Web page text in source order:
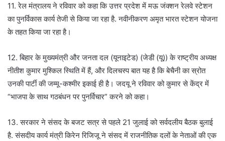
11. रेल मंत्रालय ने रविवार को कहा कि उत्तर प्रदेश में मऊ जंक्शन रेलवे स्टेशन
का पुनर्विकास कार्य तेजी से किया जा रहा है. नवीनीकरण अमृत भारत स्टेशन योजना
के तहत किया जा रहा है।
12. बिहार के मुख्यमंत्री और जनता दल (यूनाइटेड) (जेडी (यू)) के राष्ट्रीय अध्यक्ष
नीतीश कुमार मुश्किल स्थिति में हैं, और दिलचस्प बात यह है कि बेचैनी का स्रोत
उनकी पार्टी की जम्मू-कश्मीर इकाई ही है। जदयू ने रविवार को कुमार से केंद्र में
“भाजपा के साथ गठबंधन पर पुनर्विचार” करने को कहा।
13. सरकार ने संसद के बजट सत्र से पहले 21 जुलाई को सर्वदलीय बैठक बुलाई
है. संसदीय कार्य मंत्री किरेन रिजिजू ने संसद में राजनीतिक दलों के नेताओं की एक